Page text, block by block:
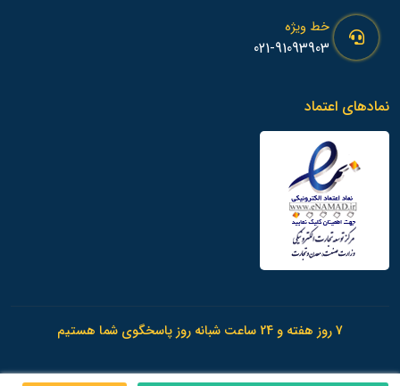
خط ویژه
021-91093903
نمادهای اعتماد
7 روز هفته و 24 ساعت شبانه روز پاسخگوی شما هستیم